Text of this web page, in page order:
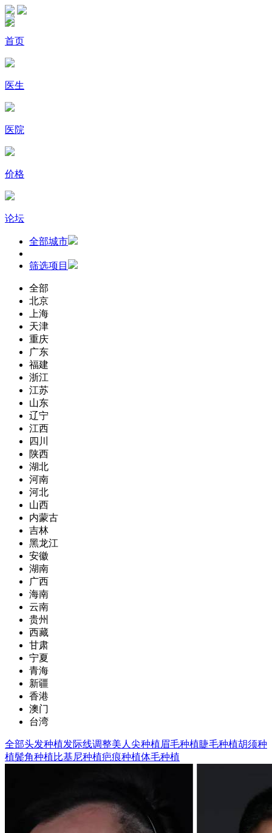
首页
医生
医院
价格
论坛
全部城市
筛选项目
全部
北京
上海
天津
重庆
广东
福建
浙江
江苏
山东
辽宁
江西
四川
陕西
湖北
河南
河北
山西
内蒙古
吉林
黑龙江
安徽
湖南
广西
海南
云南
贵州
西藏
甘肃
宁夏
青海
新疆
香港
澳门
台湾
全部头发种植发际线调整美人尖种植眉毛种植睫毛种植胡须种
植鬓角种植比基尼种植疤痕种植体毛种植